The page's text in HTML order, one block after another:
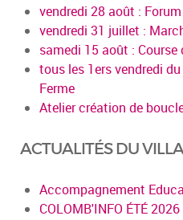
vendredi 28 août :
vendredi 31 juillet :
samedi 15 août : Course
tous les 1ers vendredi
Ferme
Atelier création de
ACTUALITÉS DU
Accompagnement
COLOMB'INFO ÉTÉ 2026